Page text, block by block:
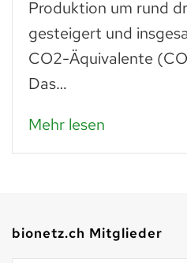
Produktion um rund
gesteigert und
CO2-Äquivalente
Das…
Mehr lesen
bionetz.ch Mitglieder